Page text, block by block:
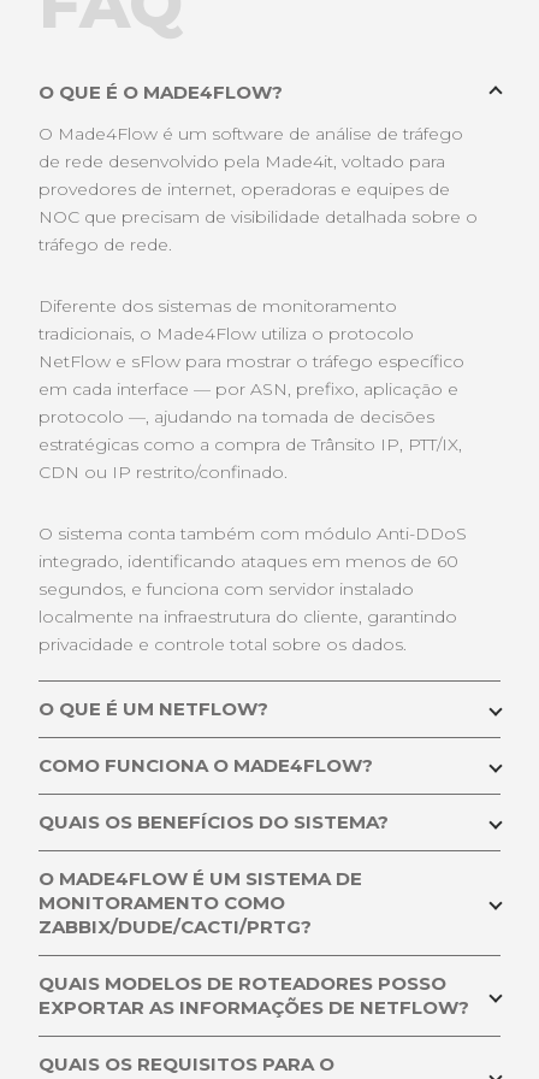
O QUE É O MADE4FLOW?
O Made4Flow é um software de análise de tráfego
de rede desenvolvido pela Made4it, voltado para
provedores de internet, operadoras e equipes de
NOC que precisam de visibilidade detalhada sobre o
tráfego de rede.
Diferente dos sistemas de monitoramento
tradicionais, o Made4Flow utiliza o protocolo
NetFlow e sFlow para mostrar o tráfego específico
em cada interface — por ASN, prefixo, aplicação e
protocolo —, ajudando na tomada de decisões
estratégicas como a compra de Trânsito IP, PTT/IX,
CDN ou IP restrito/confinado.
O sistema conta também com módulo Anti-DDoS
integrado, identificando ataques em menos de 60
segundos, e funciona com servidor instalado
localmente na infraestrutura do cliente, garantindo
privacidade e controle total sobre os dados.
O QUE É UM NETFLOW?
roteadores Cisco cuja função é coletar características
saída quanto na entrada de uma interface.
COMO FUNCIONA O MADE4FLOW?
Made4Flow, onde é feita a leitura e aplicada a
QUAIS OS BENEFÍCIOS DO SISTEMA?
tráfego de sua rede, quais ASN você mais se
comunica, para quais ASN seu tráfego está destinado
Você também pode saber qual é o seu tráfego para
Facebook, Google, Netflix e Akamai, ajudando na
requisição de CDN desses conteúdos.
O MADE4FLOW É UM SISTEMA DE
MONITORAMENTO COMO
ZABBIX/DUDE/CACTI/PRTG?
um sistema de monitoramento como Zabbix, Dude,
Cacti ou PRTG. Nele você tem informação específica
QUAIS MODELOS DE ROTEADORES POSSO
EXPORTAR AS INFORMAÇÕES DE NETFLOW?
QUAIS OS REQUISITOS PARA O